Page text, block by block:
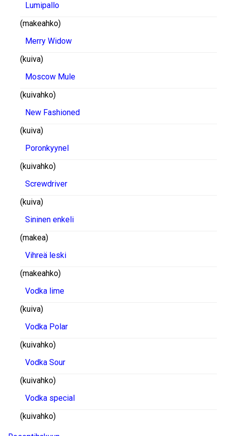
Lumipallo
(makeahko)
Merry Widow
(kuiva)
Moscow Mule
(kuivahko)
New Fashioned
(kuiva)
Poronkyynel
(kuivahko)
Screwdriver
(kuiva)
Sininen enkeli
(makea)
Vihreä leski
(makeahko)
Vodka lime
(kuiva)
Vodka Polar
(kuivahko)
Vodka Sour
(kuivahko)
Vodka special
(kuivahko)